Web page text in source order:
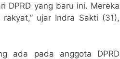
DPRD yang baru ini. Mereka
ujar Indra Sakti (31),
ada pada anggota DPRD